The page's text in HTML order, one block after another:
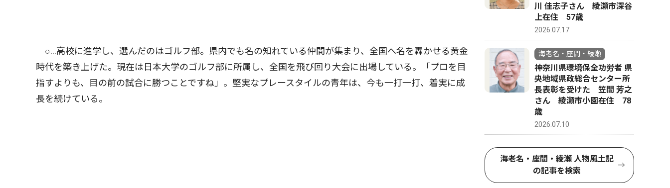
○…高校に進学し、選んだのはゴルフ部。県内でも名の知れている仲間が集まり、全国へ名を轟かせる黄金
時代を築き上げた。現在は日本大学のゴルフ部に所属し、全国を飛び回り大会に出場している。「プロを目
指すよりも、目の前の試合に勝つことですね」。堅実なプレースタイルの青年は、今も一打一打、着実に成
長を続けている。
川 佳志子さん 綾瀬市深谷
上在住 57歳
2026.07.17
海老名・座間・綾瀬
神奈川県環境保全功労者 県
央地域県政総合センター所
長表彰を受けた 笠間 芳之
さん 綾瀬市小園在住 78
歳
2026.07.10
海老名・座間・綾瀬 人物風土記
の記事を検索